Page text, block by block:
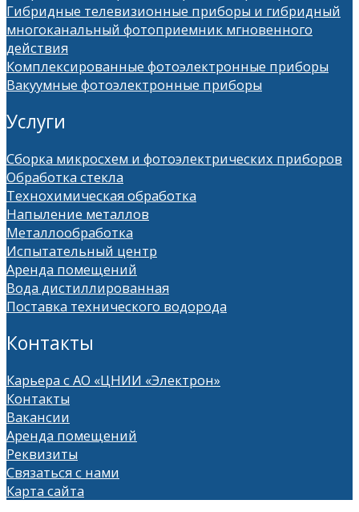
Гибридные телевизионные приборы и гибридный
многоканальный фотоприемник мгновенного
действия
Комплексированные фотоэлектронные приборы
Вакуумные фотоэлектронные приборы
Услуги
Сборка микросхем и фотоэлектрических приборов
Обработка стекла
Технохимическая обработка
Напыление металлов
Металлообработка
Испытательный центр
Аренда помещений
Вода дистиллированная
Поставка технического водорода
Контакты
Карьера с АО «ЦНИИ «Электрон»
Контакты
Вакансии
Аренда помещений
Реквизиты
Связаться с нами
Карта сайта